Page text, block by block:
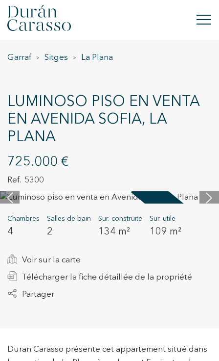
ACHETER
VENDRE
NOUVELLE CONSTRUCTION
INVESTISSEMENTS
GROUPE DC
+34 935 178 067
Garraf Sitges La Plana
LUMINOSO PISO EN VENTA
EN AVENIDA SOFIA, LA
PLANA
725.000 €
5300
Vendu
Chambres
4
Salles de bain
2
Sur. construite
134 m²
Sur. utile
109 m²
Voir sur la carte
Télécharger la fiche détaillée de la propriété
Partager
Duran Carasso présente cet appartement situé dans